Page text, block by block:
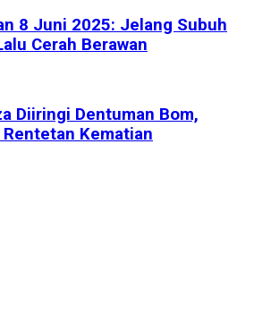
8 Juni 2025: Jelang Subuh
Cerah Berawan
Diiringi Dentuman Bom,
Kematian